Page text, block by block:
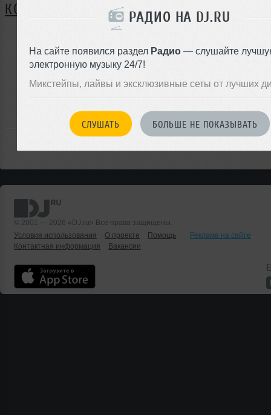
РАДИО НА DJ.RU
На сайте появился раздел Радио — слушайте
электронную музыку 24/7!
Микстейпы, лайвы и эксклюзивные сеты от лучших
СЛУШАТЬ БОЛЬШЕ НЕ ПОКАЗЫВАТЬ
КОММЕНТАРИИ
ЗАРЕГИСТРИРУЙТЕСЬ
Или
© 2001 — 2026 «DJ.ru» Все права защищены.
Условия использования
О проекте Помощь
Реклама на сайте
Контактная информация
Вакансии